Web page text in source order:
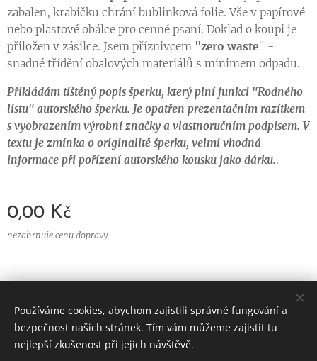
zabalen, krabičku chrání bublinková folie. Vše v papírové
nebo plastové obálce pro cenné psaní. Doklad o koupi je
přiložen v zásilce. Jsem příznivcem "zero waste" -
snadné třídění obalových materiálů s minimem odpadu.
Přikládám tištěný popis šperku, který plní funkci "Rodného
listu" autorského šperku. Je opatřen prezentačním razítkem
s vyobrazením výrobní značky a vlastnoručním podpisem. V
textu je zmínka o originalitě šperku, velmi vhodná
informace při pořízení autorského kousku jako dárku..
0,00 Kč
nezahrnuje cenu dopravy
Vytvořeno službouWebnode Cookies
Používáme cookies, abychom zajistili správné fungování a
bezpečnost našich stránek. Tím vám můžeme zajistit tu
nejlepší zkušenost při jejich návštěvě.